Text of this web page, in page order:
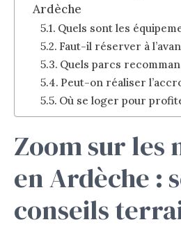
Ardèche
Quels sont les
Faut-il réserver à
Quels parcs
Peut-on réaliser
Où se loger pour
Zoom sur les
en Ardèche :
conseils